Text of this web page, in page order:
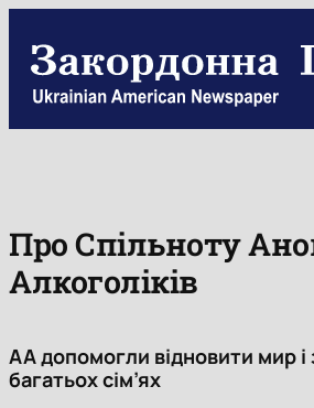
content
Про Спільноту
Алкоголіків
AA допомогли відновити мир і
багатьох сім’ях